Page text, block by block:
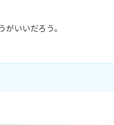
いいだろう。